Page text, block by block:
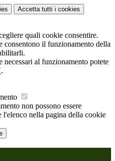
Accetta tutti i cookies
quali cookie consentire.
consentono il funzionamento della
al funzionamento potete
.
non possono essere
nella pagina della cookie